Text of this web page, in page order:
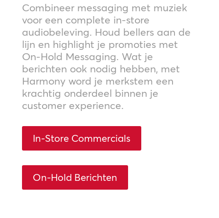
Combineer messaging met muziek
voor een complete in-store
audiobeleving. Houd bellers aan de
lijn en highlight je promoties met
On-Hold Messaging. Wat je
berichten ook nodig hebben, met
Harmony word je merkstem een
krachtig onderdeel binnen je
customer experience.
In-Store Commercials
On-Hold Berichten